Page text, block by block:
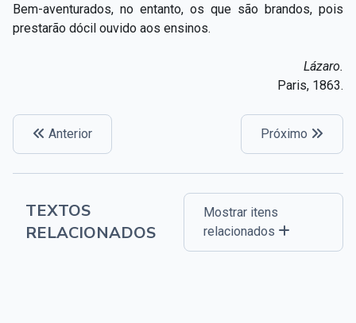
Bem-aventurados, no entanto, os que são brandos, pois
prestarão dócil ouvido aos ensinos.
Lázaro.
Paris, 1863.
Anterior Próximo
TEXTOS
RELACIONADOS
Mostrar itens
relacionados